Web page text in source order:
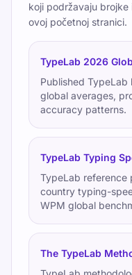
koji podržavaju brojke
ovoj početnoj stranici.
TypeLab 2026
Published
global averages,
accuracy patterns.
TypeLab Typing
TypeLab reference
country typing-
WPM global
The TypeLab